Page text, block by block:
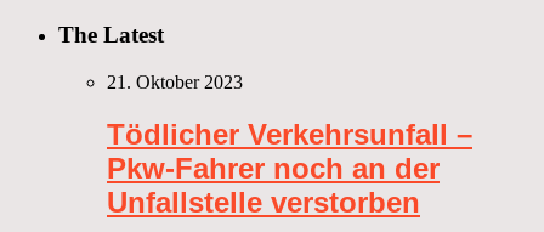
The Latest
21. Oktober 2023
Tödlicher Verkehrsunfall –
Pkw-Fahrer noch an der
Unfallstelle verstorben